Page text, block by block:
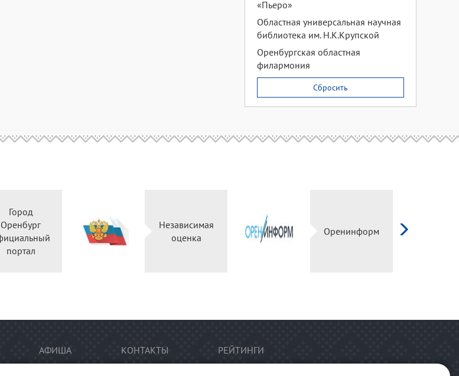
«Пьеро»
Областная универсальная научная
библиотека им. Н.К.Крупской
Оренбургская областная
филармония
Сбросить
Город
Оренбург
портал
Независимая
оценка
Оренинформ
АФИША КОНТАКТЫ РЕЙТИНГИ